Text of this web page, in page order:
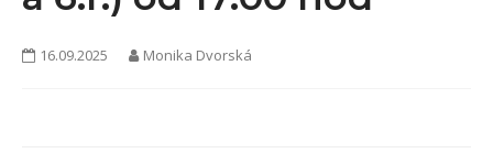
DOKUMENTY
16.09.2025 Monika Dvorská